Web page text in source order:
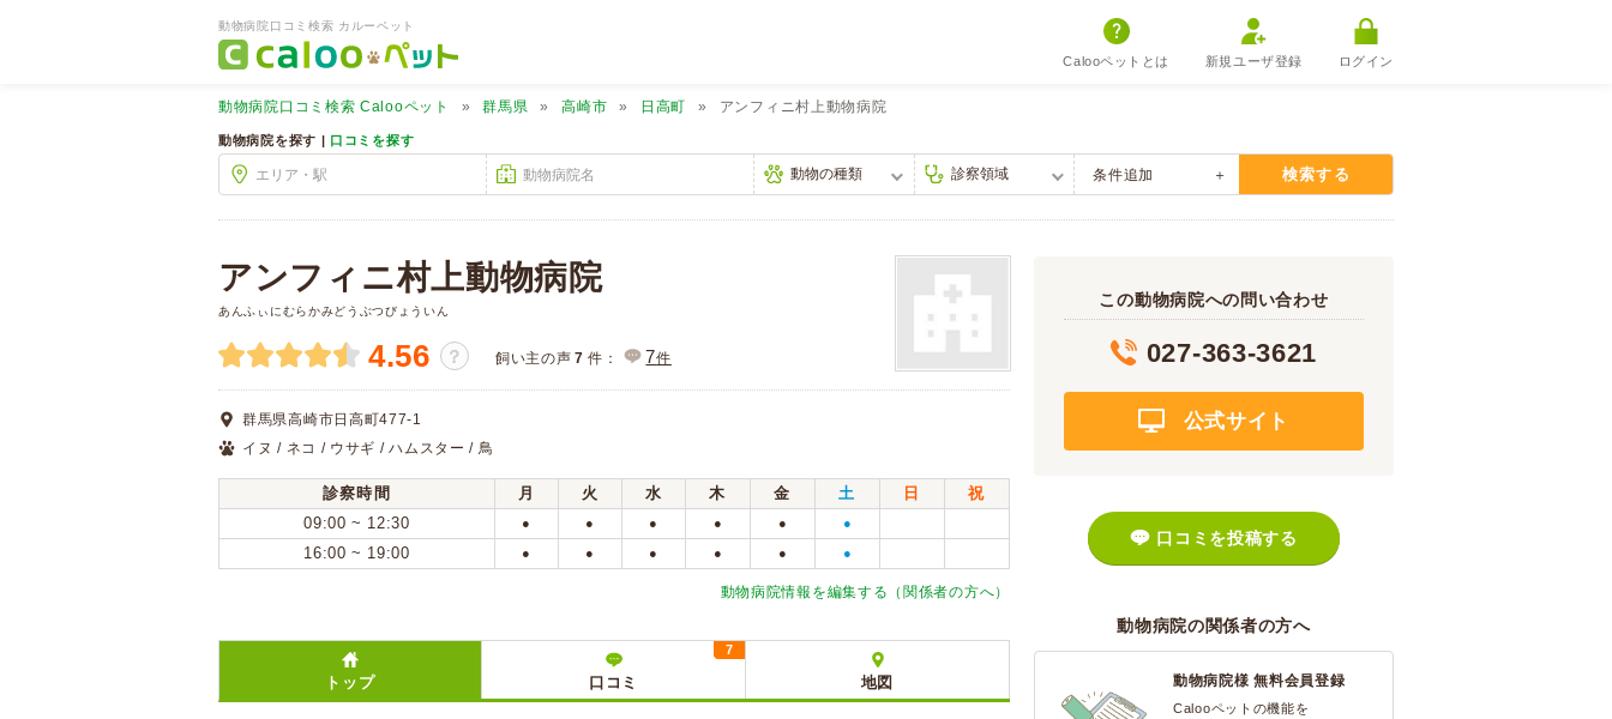
動物病院口コミ検索 カルーペット
Calooペットとは 新規ユーザ登録 ログイン
動物病院口コミ検索 Calooペット 群馬県 高崎市 日高町 アンフィニ村上動物病院
動物病院を探す | 口コミを探す
条件追加 検索する
アンフィニ村上動物病院
あんふぃにむらかみどうぶつびょういん
4.56 ？ 飼い主の声 7 件： 7件
群馬県高崎市日高町477-1
イヌ / ネコ / ウサギ / ハムスター / 鳥
診察時間 月 火 水 木 金 土 日
祝
09:00 ~ 12:30
● ● ● ● ● ●
16:00 ~ 19:00 ● ● ● ● ● ●
動物病院情報を編集する（関係者の方へ）
トップ 口コミ
7
地図
この動物病院への問い合わせ
027-363-3621
公式サイト
口コミを投稿する
動物病院の関係者の方へ
動物病院様 無料会員登録
Calooペットの機能を